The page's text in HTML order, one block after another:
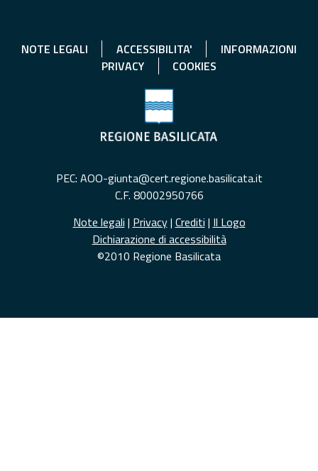
NOTE LEGALI ACCESSIBILITA'
INFORMAZIONI
PRIVACY
COOKIES
PEC: AOO-giunta@cert.regione.basilicata.it
C.F. 80002950766
Note legali | Privacy| Crediti | Il Logo
Dichiarazione di accessibilità
©2010 Regione Basilicata